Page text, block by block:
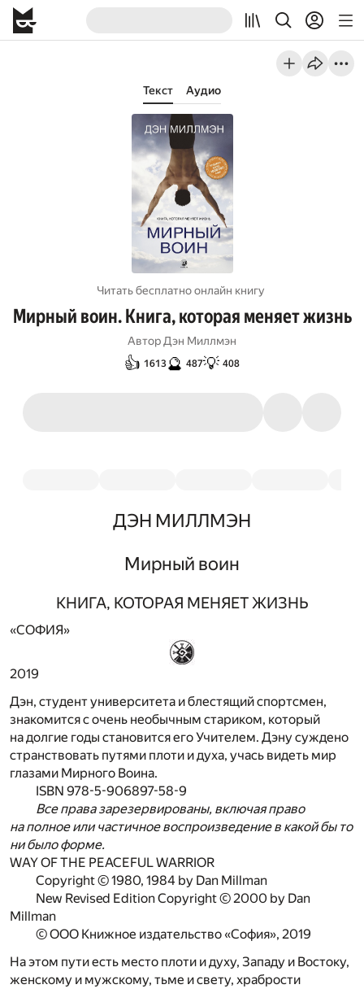
Текст Аудио
Читать бесплатно онлайн книгу
Мирный воин. Книга, которая меняет жизнь
Автор Дэн Миллмэн
👍 1613🔮 487💡 408
ДЭН МИЛЛМЭН
Мирный воин
КНИГА, КОТОРАЯ МЕНЯЕТ ЖИЗНЬ
«СОФИЯ»
2019
Дэн, студент университета и блестящий спортсмен,
знакомится с очень необычным стариком, который
на долгие годы становится его Учителем. Дэну суждено
странствовать путями плоти и духа, учась видеть мир
глазами Мирного Воина.
ISBN 978-5-906897-58-9
Все права зарезервированы, включая право
на полное или частичное воспроизведение в какой бы то
ни было форме.
WAY OF THE PEACEFUL WARRIOR
Copyright © 1980, 1984 by Dan Millman
New Revised Edition Copyright © 2000 by Dan
Millman
© ООО Книжное издательство «София», 2019
На этом пути есть место плоти и духу, Западу и Востоку,
женскому и мужскому, тьме и свету, храбрости